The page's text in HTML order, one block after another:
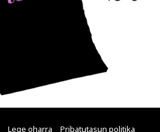
Lege oharra Pribatutasun politika